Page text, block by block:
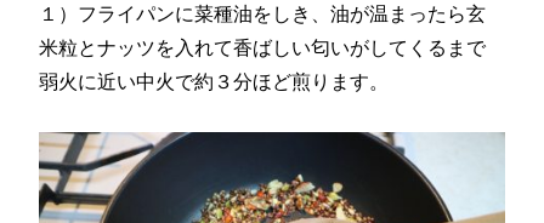
１）フライパンに菜種油をしき、油が温まったら玄
米粒とナッツを入れて香ばしい匂いがしてくるまで
弱火に近い中火で約３分ほど煎ります。